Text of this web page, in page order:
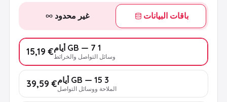
باقات البيانات غير محدود
1 GB — 7 أيام
وسائل التواصل والخرائط € 15,19
3 GB — 15 أيام
الملاحة ووسائل التواصل€ 39,59